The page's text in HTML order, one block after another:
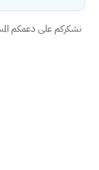
نشكركم على دعمكم